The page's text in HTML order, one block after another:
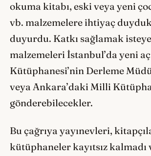
okuma kitabı, eski veya yeni
vb. malzemelere ihtiyaç
duyurdu. Katkı sağlamak
malzemeleri İstanbul’da yeni
Kütüphanesi’nin Derleme
veya Ankara’daki Milli
gönderebilecekler.
Bu çağrıya yayınevleri,
kütüphaneler kayıtsız kalmadı